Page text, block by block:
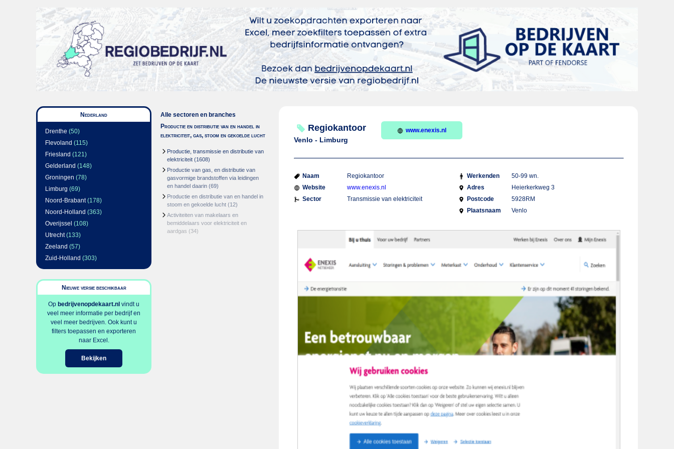
Nederland
Drenthe (50)
Flevoland (115)
Friesland (121)
Gelderland (148)
Groningen (78)
Limburg (69)
Noord-Brabant(178)
Noord-Holland (363)
Overijssel (108)
Utrecht(133)
Zeeland (57)
Zuid-Holland (303)
Nieuwe versie beschikbaar
Op bedrijvenopdekaart.nl vindt u
veel meer informatie per bedrijf en
veel meer bedrijven. Ook kunt u
filters toepassen en exporteren
naar Excel.
Bekijken
Alle sectoren en branches
Productie en distributie van en handel in
elektriciteit, gas, stoom en gekoelde lucht
Productie, transmissie en distributie van
elektriciteit (1608)
Productie van gas, en distributie van
gasvormige brandstoffen via leidingen
en handel daarin (69)
Productie en distributie van en handel in
stoom en gekoelde lucht (12)
Activiteiten van makelaars en
bemiddelaars voor elektriciteit en
aardgas (34)
Regiokantoor
Venlo - Limburg
www.enexis.nl
Naam
Regiokantoor
Website
www.enexis.nl
Sector
Transmissie van elektriciteit
Werkenden
50-99 wn.
Adres
Heierkerkweg 3
Postcode
5928RM
Plaatsnaam
Venlo